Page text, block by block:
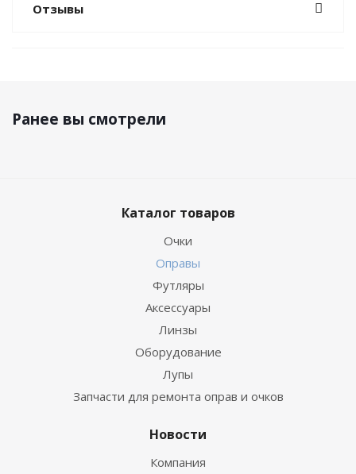
Отзывы
Ранее вы смотрели
Каталог товаров
Очки
Оправы
Футляры
Аксессуары
Линзы
Оборудование
Лупы
Запчасти для ремонта оправ и очков
Новости
Компания